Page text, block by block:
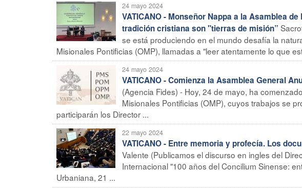
24 mayo 2024
VATICANO - Monseñor Nappa a la Asamblea
tradición cristiana son "tierras de misión”
se está produciendo en el mundo desafía la
Misionales Pontificias (OMP), llamadas a "leer atentamente lo que
24 mayo 2024
VATICANO - Comienza la Asamblea General
(Agencia Fides) - Hoy, 24 de mayo, ha
Misionales Pontificias (OMP), cuyos trabajos se
participarán los Director ...
22 mayo 2024
VATICANO - Entre memoria y profecía. Los
Valente (Publicamos el discurso en ingles del
Internacional "100 años del Concilium Sinense:
Urbaniana, 21 ...